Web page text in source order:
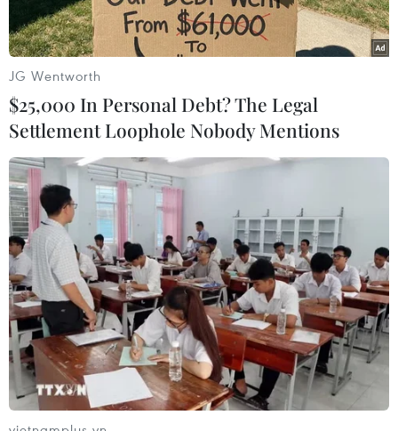
Samsung SDI bắt tay với Stellantis lập liên
doanh sản xuất pin xe điện
19/10/2021 23:05
Samsung SDI và Stellantis cũng đã ký một biên bản ghi
JG Wentworth
$25,000 In Personal Debt? The Legal
Settlement Loophole Nobody Mentions